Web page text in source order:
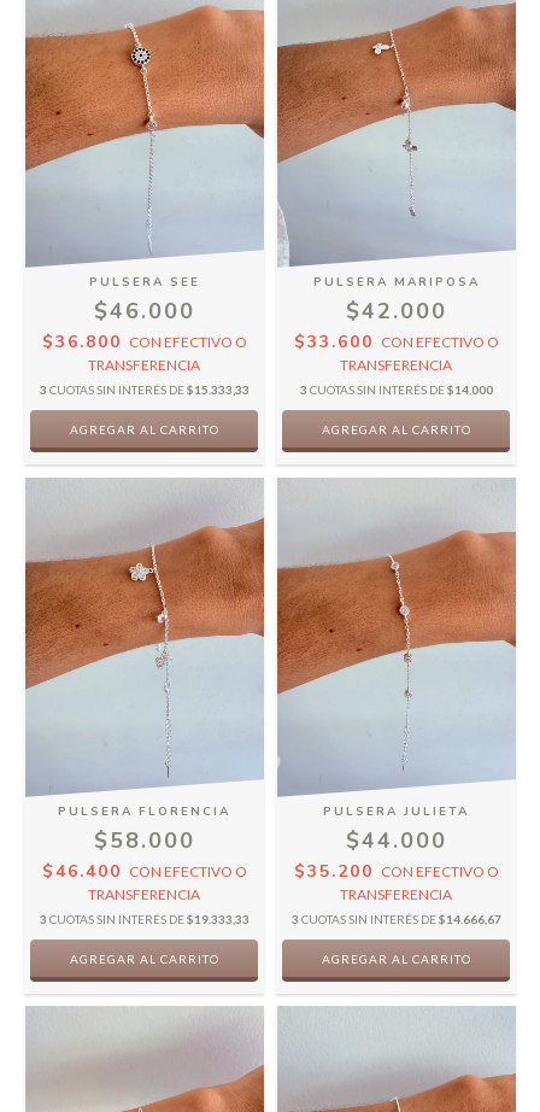
PULSERA SEE
$46.000
$36.800 CON EFECTIVO O
TRANSFERENCIA
3 CUOTAS SIN INTERÉS DE$15.333,33
PULSERA MARIPOSA
$42.000
$33.600 CON EFECTIVO O
TRANSFERENCIA
3 CUOTAS SIN INTERÉS DE$14.000
PULSERA FLORENCIA
$58.000
$46.400 CON EFECTIVO O
TRANSFERENCIA
3 CUOTAS SIN INTERÉS DE$19.333,33
PULSERA JULIETA
$44.000
$35.200 CON EFECTIVO O
TRANSFERENCIA
3 CUOTAS SIN INTERÉS DE$14.666,67